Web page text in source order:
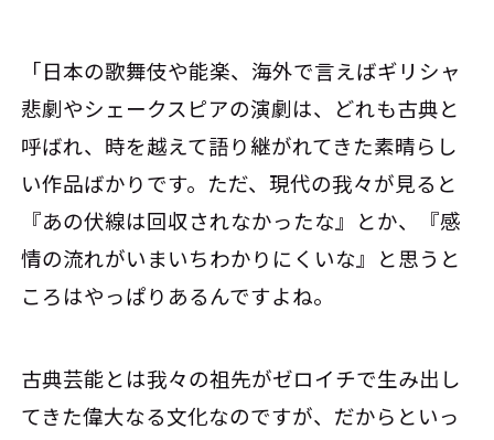
「日本の歌舞伎や能楽、海外で言えばギリシャ
悲劇やシェークスピアの演劇は、どれも古典と
呼ばれ、時を越えて語り継がれてきた素晴らし
い作品ばかりです。ただ、現代の我々が見ると
『あの伏線は回収されなかったな』とか、『感
情の流れがいまいちわかりにくいな』と思うと
ころはやっぱりあるんですよね。
古典芸能とは我々の祖先がゼロイチで生み出し
てきた偉大なる文化なのですが、だからといっ